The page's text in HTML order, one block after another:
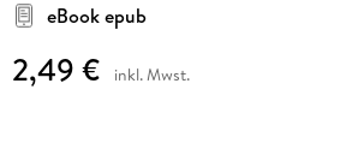
eBook epub
2,49 € inkl. Mwst.